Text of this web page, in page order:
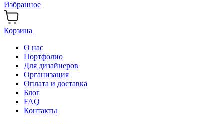
Избранное
Корзина
О нас
Портфолио
Для дизайнеров
Организация
Оплата и доставка
Блог
FAQ
Контакты